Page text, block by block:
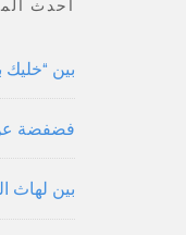
أحدث
بين “خليك
فضفضة عن
بين لهاث